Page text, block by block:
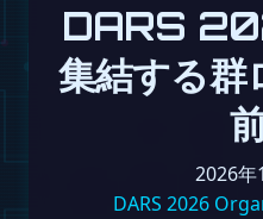
DARS
集結する群
2026年
DARS 2026